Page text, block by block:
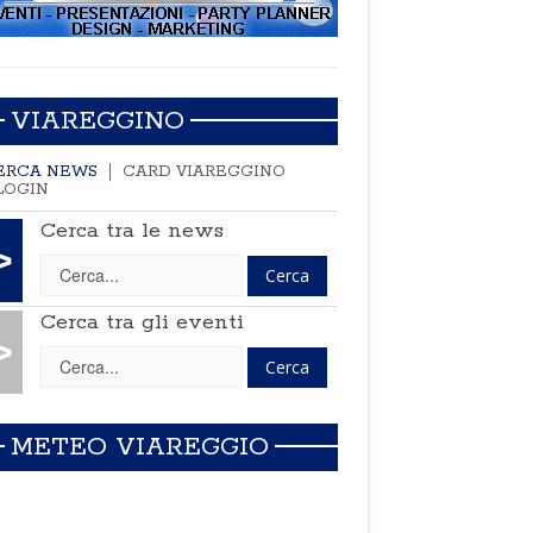
VIAREGGINO
NEWS
CARD VIAREGGINO
Cerca tra le news
Cerca tra gli eventi
METEO VIAREGGIO